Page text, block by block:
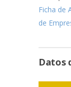
Ficha de
de
Datos